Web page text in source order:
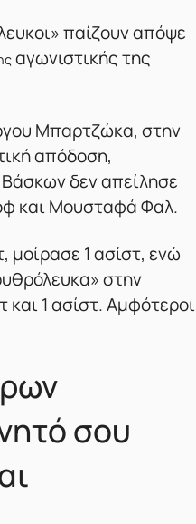
παίζουν απόψε
αγωνιστικής της
Μπαρτζώκα, στην
απόδοση,
δεν απείλησε
και Μουσταφά Φαλ.
1 ασίστ, ενώ
στην
1 ασίστ. Αμφότεροι
σου